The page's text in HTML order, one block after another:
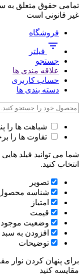
تمامی حقوق متعلق به
غیر قانونی است
فروشگاه
فیلتر
جستجو
علاقه مندی ها
حساب کاربری
دسته بندی ها
شباهت ها را
تفاوت ها را
شما می توانید فیلد
انتخاب کنید.
تصویر
شناسه
امتیاز
قیمت
وضعیت
افزودن به
توضیحات
برای پنهان کردن نوار
مقایسه کنید